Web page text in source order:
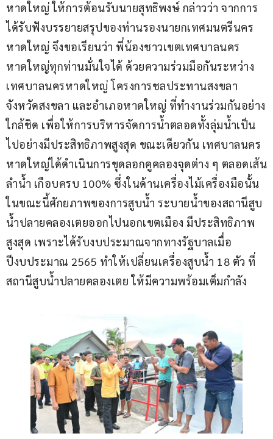
หาดใหญ่ ให้การต้อนรับนายสุทธิพงษ์ กล่าวว่า จากการ
ได้รับฟังบรรยายสรุปของท่านรองนายกเทศมนตรีนคร
หาดใหญ่ จึงขอเรียนว่า พี่น้องชาวเขตเทศบาลนคร
หาดใหญ่ทุกท่านมั่นใจได้ ด้วยความร่วมมือกันระหว่าง
เทศบาลนครหาดใหญ่ โครงการชลประทานสงขลา
จังหวัดสงขลา และอำเภอหาดใหญ่ ที่ทำงานร่วมกันอย่าง
ใกล้ชิด เพื่อให้การบริหารจัดการน้ำตลอดทั้งลุ่มน้ำเป็น
ไปอย่างมีประสิทธิภาพสูงสุด ขณะเดียวกัน เทศบาลนคร
หาดใหญ่ได้ดำเนินการขุดลอกคูคลองจุดต่าง ๆ ตลอดเส้น
ลำน้ำ เกือบครบ 100% ซึ่งในด้านเครื่องไม้เครื่องมือนั้น
ในขณะนี้ศักยภาพของการสูบน้ำ ระบายน้ำของสถานีสูบ
น้ำปลายคลองเตยออกไปนอกเขตเมือง มีประสิทธิภาพ
สูงสุด เพราะได้รับงบประมาณจากทางรัฐบาลเมื่อ
ปีงบประมาณ 2565 ทำให้เปลี่ยนเครื่องสูบน้ำ 18 ตัว ที่
สถานีสูบน้ำปลายคลองเตย ให้มีความพร้อมเต็มกำลัง